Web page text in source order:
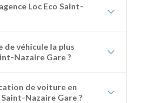
Loc Eco Saint-
véhicule la plus
Nazaire Gare ?
de voiture en
Saint-Nazaire Gare ?